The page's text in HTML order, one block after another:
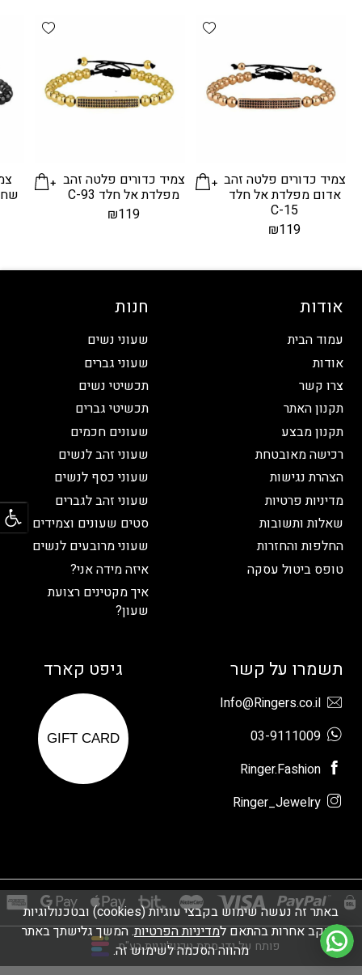
Add wishlist
צמיד כדורים פלטה זהב
אדום מפלדת אל חלד
C-15
₪119
wishlist
צמיד כדורים פלטה זהב
מפלדת אל חלד C-93
₪119
אודות
עמוד הבית
אודות
צרו קשר
תקנון האתר
תקנון מבצע
רכישה מאובטחת
הצהרת נגישות
מדיניות פרטיות
שאלות ותשובות
החלפות והחזרות
טופס ביטול עסקה
חנות
שעוני נשים
שעוני גברים
תכשיטי נשים
תכשיטי גברים
שעונים חכמים
שעוני זהב לנשים
שעוני כסף לנשים
שעוני זהב לגברים
סטים שעונים וצמידים
שעוני מרובעים לנשים
איזה מידה אני?
איך מקטינים רצועת
שעון?
תשמרו על קשר
Info@Ringers.co.il
03-9111009
Ringer.Fashion
Ringer_Jewelry
גיפט קארד
GIFT CARD
פותח על ידי מתת טכנולוגיות בע"מ
באתר זה נעשה שימוש בקבצי עוגיות (cookies) ובטכנולוגיות
מעקב אחרות בהתאם למדיניות הפרטיות. המשך גלישתך באתר
מהווה הסכמה לשימוש זה.